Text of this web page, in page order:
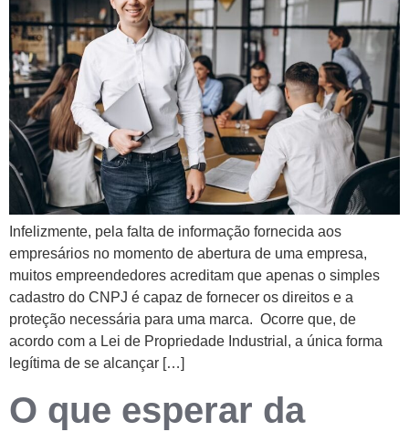
Infelizmente, pela falta de informação fornecida aos
empresários no momento de abertura de uma empresa,
muitos empreendedores acreditam que apenas o simples
cadastro do CNPJ é capaz de fornecer os direitos e a
proteção necessária para uma marca. Ocorre que, de
acordo com a Lei de Propriedade Industrial, a única forma
legítima de se alcançar […]
O que esperar da